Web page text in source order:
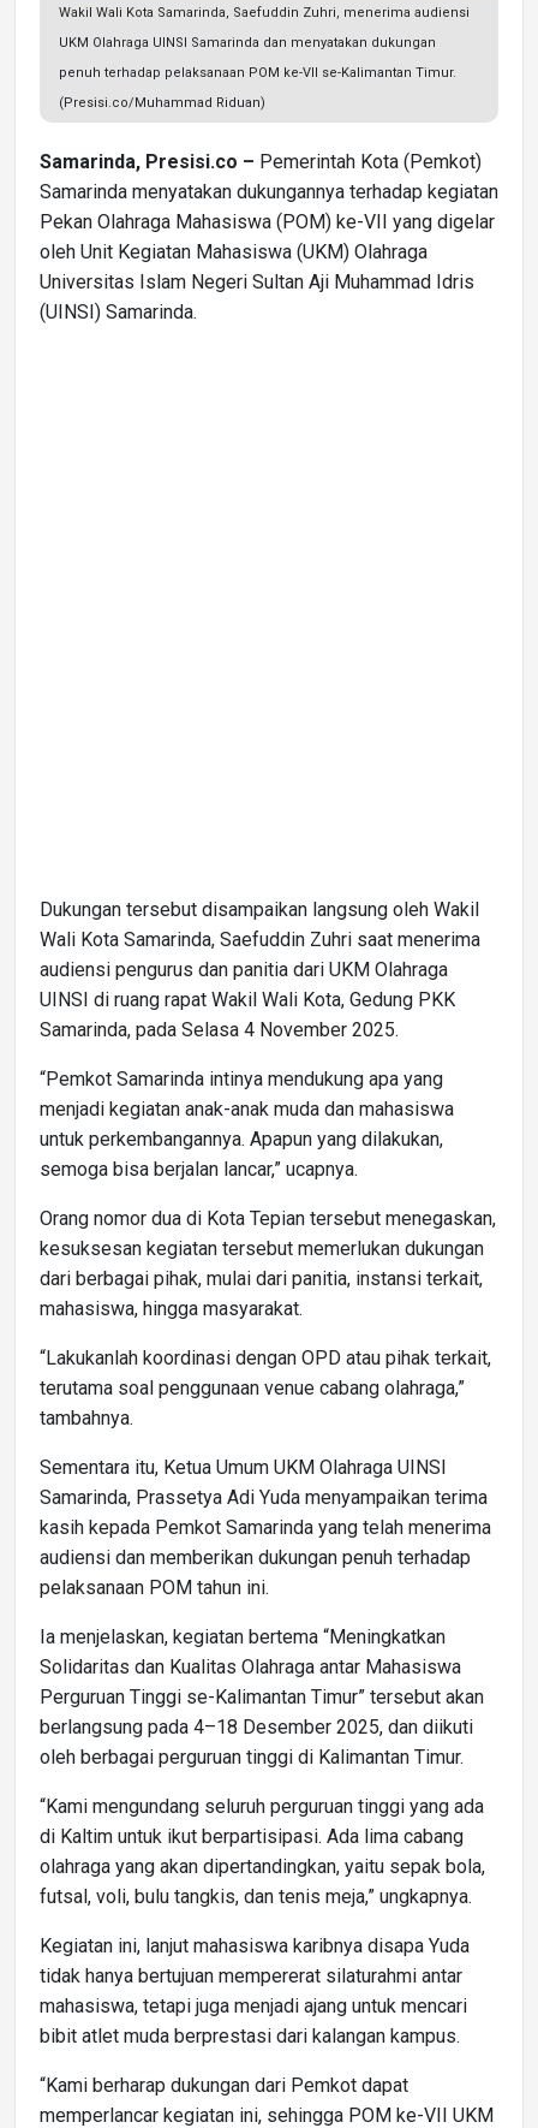
Wakil Wali Kota Samarinda, Saefuddin Zuhri, menerima audiensi
UKM Olahraga UINSI Samarinda dan menyatakan dukungan
penuh terhadap pelaksanaan POM ke-VII se-Kalimantan Timur.
(Presisi.co/Muhammad Riduan)
Samarinda, Presisi.co – Pemerintah Kota (Pemkot)
Samarinda menyatakan dukungannya terhadap kegiatan
Pekan Olahraga Mahasiswa (POM) ke-VII yang digelar
oleh Unit Kegiatan Mahasiswa (UKM) Olahraga
Universitas Islam Negeri Sultan Aji Muhammad Idris
(UINSI) Samarinda.
Dukungan tersebut disampaikan langsung oleh Wakil
Wali Kota Samarinda, Saefuddin Zuhri saat menerima
audiensi pengurus dan panitia dari UKM Olahraga
UINSI di ruang rapat Wakil Wali Kota, Gedung PKK
Samarinda, pada Selasa 4 November 2025.
“Pemkot Samarinda intinya mendukung apa yang
menjadi kegiatan anak-anak muda dan mahasiswa
untuk perkembangannya. Apapun yang dilakukan,
semoga bisa berjalan lancar,” ucapnya.
Orang nomor dua di Kota Tepian tersebut menegaskan,
kesuksesan kegiatan tersebut memerlukan dukungan
dari berbagai pihak, mulai dari panitia, instansi terkait,
mahasiswa, hingga masyarakat.
“Lakukanlah koordinasi dengan OPD atau pihak terkait,
terutama soal penggunaan venue cabang olahraga,”
tambahnya.
Sementara itu, Ketua Umum UKM Olahraga UINSI
Samarinda, Prassetya Adi Yuda menyampaikan terima
kasih kepada Pemkot Samarinda yang telah menerima
audiensi dan memberikan dukungan penuh terhadap
pelaksanaan POM tahun ini.
Ia menjelaskan, kegiatan bertema “Meningkatkan
Solidaritas dan Kualitas Olahraga antar Mahasiswa
Perguruan Tinggi se-Kalimantan Timur” tersebut akan
berlangsung pada 4–18 Desember 2025, dan diikuti
oleh berbagai perguruan tinggi di Kalimantan Timur.
“Kami mengundang seluruh perguruan tinggi yang ada
di Kaltim untuk ikut berpartisipasi. Ada lima cabang
olahraga yang akan dipertandingkan, yaitu sepak bola,
futsal, voli, bulu tangkis, dan tenis meja,” ungkapnya.
Kegiatan ini, lanjut mahasiswa karibnya disapa Yuda
tidak hanya bertujuan mempererat silaturahmi antar
mahasiswa, tetapi juga menjadi ajang untuk mencari
bibit atlet muda berprestasi dari kalangan kampus.
“Kami berharap dukungan dari Pemkot dapat
memperlancar kegiatan ini, sehingga POM ke-VII UKM